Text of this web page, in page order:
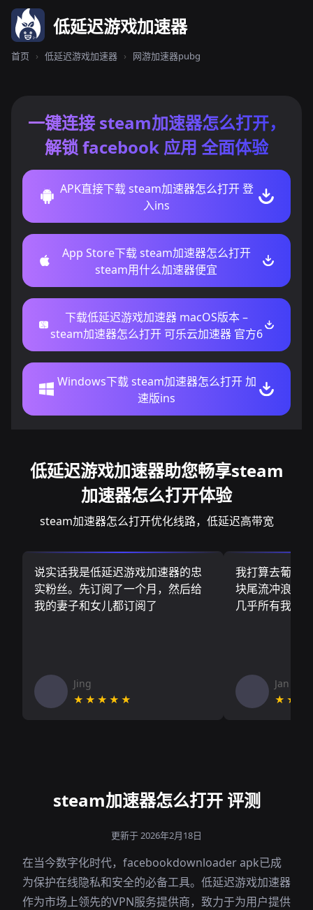
低延迟游戏加速器
首页 › 低延迟游戏加速器 › 网游加速器pubg
一键连接 steam加速器怎么打开，
解锁 facebook 应用 全面体验
APK直接下载 steam加速器怎么打开 登
入ins
App Store下载 steam加速器怎么打开
steam用什么加速器便宜
下载低延迟游戏加速器 macOS版本 –
steam加速器怎么打开 可乐云加速器 官方6
Windows下载 steam加速器怎么打开 加
速版ins
低延迟游戏加速器助您畅享steam
加速器怎么打开体验
steam加速器怎么打开优化线路，低延迟高带宽
说实话我是低延迟游戏加速器的忠
实粉丝。先订阅了一个月，然后给
我的妻子和女儿都订阅了
Jing
★★★★★
我打算去葡萄
块尾流冲浪板
几乎所有我需
Jan V
steam加速器怎么打开 评测
更新于 2026年2月18日
在当今数字化时代，facebookdownloader apk已成
为保护在线隐私和安全的必备工具。低延迟游戏加速器
作为市场上领先的VPN服务提供商，致力于为用户提供